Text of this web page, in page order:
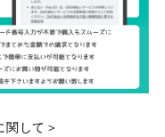
関して＞